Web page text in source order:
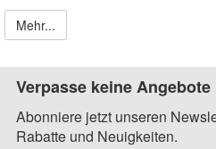
Mehr...
Verpasse keine Angebote
Abonniere jetzt unseren
Rabatte und Neuigkeiten.